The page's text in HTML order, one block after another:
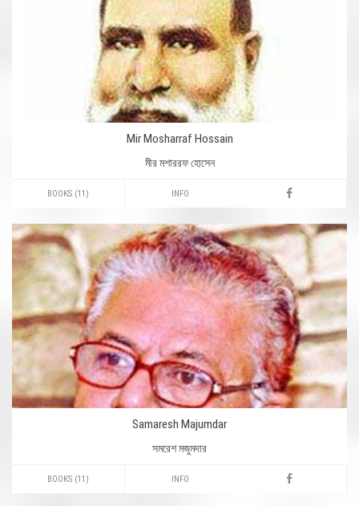
Mir Mosharraf Hossain
মীর মশাররফ হোসেন
BOOKS (11) INFO
Samaresh Majumdar
সমরেশ মজুমদার
BOOKS (11) INFO